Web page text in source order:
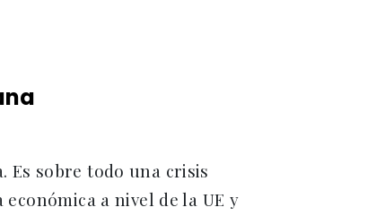
Es sobre todo una crisis
a nivel de la UE y